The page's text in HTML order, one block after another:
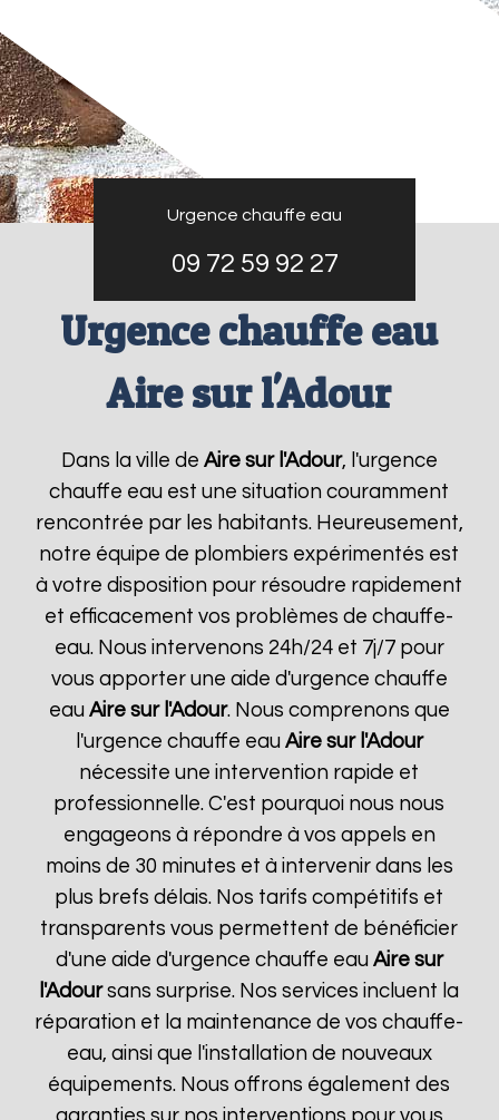
Urgence chauffe eau
09 72 59 92 27
Urgence chauffe eau
Aire sur l'Adour
Dans la ville de Aire sur l'Adour, l'urgence
chauffe eau est une situation couramment
rencontrée par les habitants. Heureusement,
notre équipe de plombiers expérimentés est
à votre disposition pour résoudre rapidement
et efficacement vos problèmes de chauffe-
eau. Nous intervenons 24h/24 et 7j/7 pour
vous apporter une aide d'urgence chauffe
eau Aire sur l'Adour. Nous comprenons que
l'urgence chauffe eau Aire sur l'Adour
nécessite une intervention rapide et
professionnelle. C'est pourquoi nous nous
engageons à répondre à vos appels en
moins de 30 minutes et à intervenir dans les
plus brefs délais. Nos tarifs compétitifs et
transparents vous permettent de bénéficier
d'une aide d'urgence chauffe eau Aire sur
l'Adoursans surprise. Nos services incluent la
réparation et la maintenance de vos chauffe-
eau, ainsi que l'installation de nouveaux
équipements. Nous offrons également des